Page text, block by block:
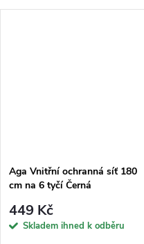
Aga Vnitřní ochranná síť 180
cm na 6 tyčí Černá
449 Kč
Skladem ihned k odběru